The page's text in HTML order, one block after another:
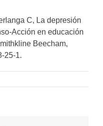
C, La depresión
Acción en educación
Beecham,
25-1.